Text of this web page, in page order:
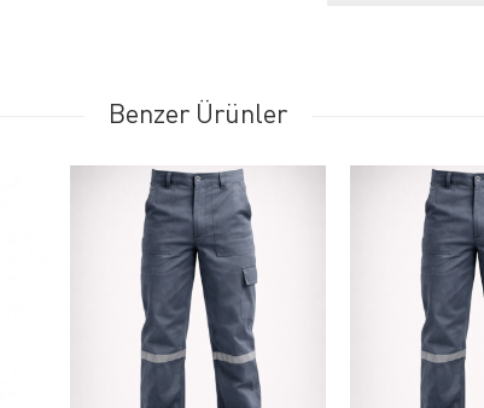
Benzer Ürünler